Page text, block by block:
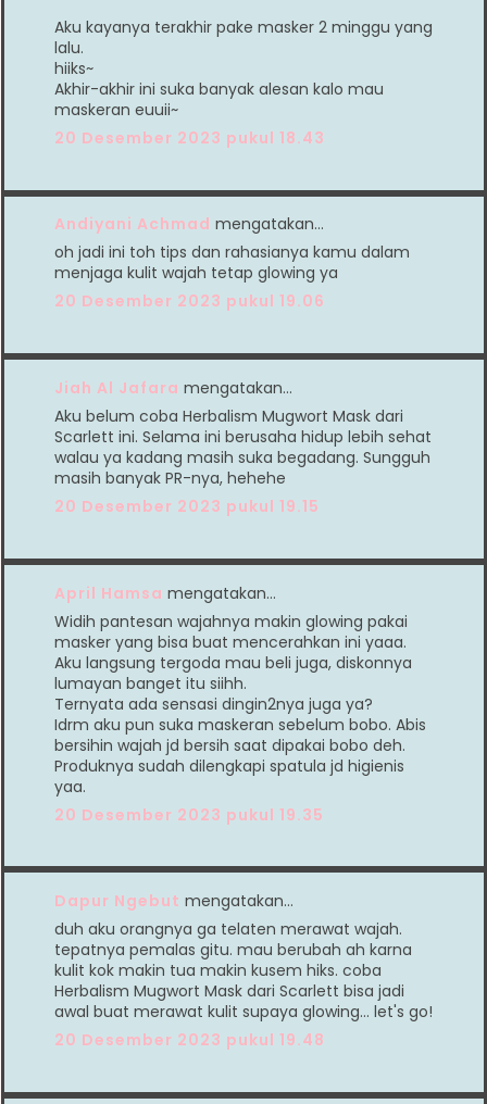
Aku kayanya terakhir pake masker 2 minggu yang
lalu.
hiiks~
Akhir-akhir ini suka banyak alesan kalo mau
maskeran euuii~
20 Desember 2023 pukul 18.43
Andiyani Achmad mengatakan…
oh jadi ini toh tips dan rahasianya kamu dalam
menjaga kulit wajah tetap glowing ya
20 Desember 2023 pukul 19.06
Jiah Al Jafara mengatakan…
Aku belum coba Herbalism Mugwort Mask dari
Scarlett ini. Selama ini berusaha hidup lebih sehat
walau ya kadang masih suka begadang. Sungguh
masih banyak PR-nya, hehehe
20 Desember 2023 pukul 19.15
April Hamsa mengatakan…
Widih pantesan wajahnya makin glowing pakai
masker yang bisa buat mencerahkan ini yaaa.
Aku langsung tergoda mau beli juga, diskonnya
lumayan banget itu siihh.
Ternyata ada sensasi dingin2nya juga ya?
Idrm aku pun suka maskeran sebelum bobo. Abis
bersihin wajah jd bersih saat dipakai bobo deh.
Produknya sudah dilengkapi spatula jd higienis
yaa.
20 Desember 2023 pukul 19.35
Dapur Ngebut mengatakan…
duh aku orangnya ga telaten merawat wajah.
tepatnya pemalas gitu. mau berubah ah karna
kulit kok makin tua makin kusem hiks. coba
Herbalism Mugwort Mask dari Scarlett bisa jadi
awal buat merawat kulit supaya glowing... let's go!
20 Desember 2023 pukul 19.48